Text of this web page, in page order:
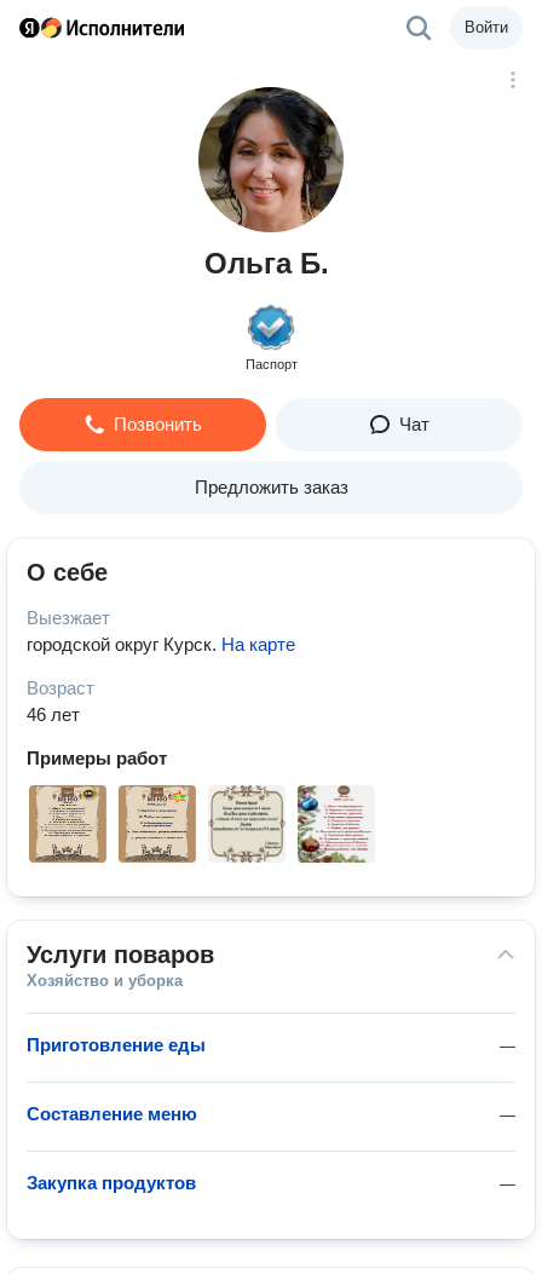
Войти
Ольга Б.
Паспорт
Позвонить Чат
Предложить заказ
О себе
Выезжает
городской округ Курск. На карте
Возраст
46 лет
Примеры работ
Услуги поваров
Хозяйство и уборка
—
Приготовление еды
—
Составление меню
—
Закупка продуктов